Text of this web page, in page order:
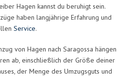
Hagen kannst du beruhigt sein.
haben langjährige Erfahrung und
Service.
von Hagen nach Saragossa hängen
ab, einschließlich der Größe deiner
der Menge des Umzugsguts und